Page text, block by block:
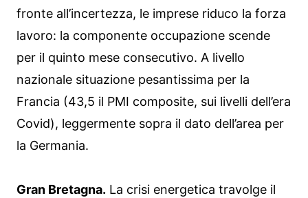
fronte all’incertezza, le imprese riduco la forza
lavoro: la componente occupazione scende
per il quinto mese consecutivo. A livello
nazionale situazione pesantissima per la
Francia (43,5 il PMI composite, sui livelli dell’era
Covid), leggermente sopra il dato dell’area per
la Germania.
Gran Bretagna. La crisi energetica travolge il